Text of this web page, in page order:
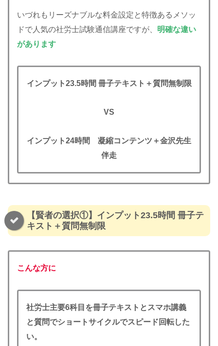
いづれもリーズナブルな料金設定と特徴あるメソッ
ドで人気の社労士試験通信講座ですが、 明確な違い
があります
インプット23.5時間 冊子テキスト＋質問無制限
VS
インプット24時間 凝縮コンテンツ＋金沢先生
伴走
【賢者の選択①】インプット23.5時間 冊子テ
キスト＋質問無制限
こんな方に
社労士主要6科目を冊子テキストとスマホ講義
と質問でショートサイクルでスピード回転した
い。